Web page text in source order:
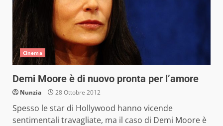
Cinema
Demi Moore è di nuovo pronta per l’amore
Nunzia 28 Ottobre 2012
Spesso le star di Hollywood hanno vicende
sentimentali travagliate, ma il caso di Demi Moore è